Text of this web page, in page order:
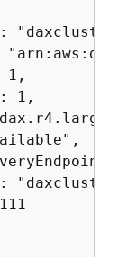
1,
1,